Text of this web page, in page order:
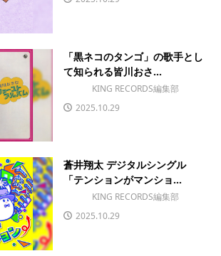
「黒ネコのタンゴ」の歌手とし
て知られる皆川おさ...
KING RECORDS編集部
2025.10.29
蒼井翔太 デジタルシングル
「テンションがマンショ...
KING RECORDS編集部
2025.10.29